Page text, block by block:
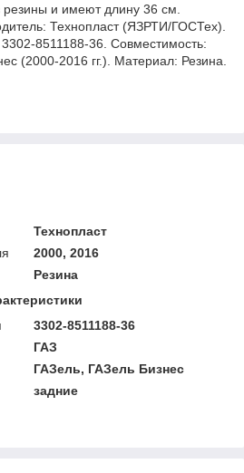
резины и имеют длину 36 см.
Технопласт (ЯЗРТИ/ГОСТех).
8511188-36. Совместимость:
(2000-2016 гг.). Материал: Резина.
Технопласт
2000, 2016
Резина
3302-8511188-36
ГАЗ
ГАЗель, ГАЗель Бизнес
задние